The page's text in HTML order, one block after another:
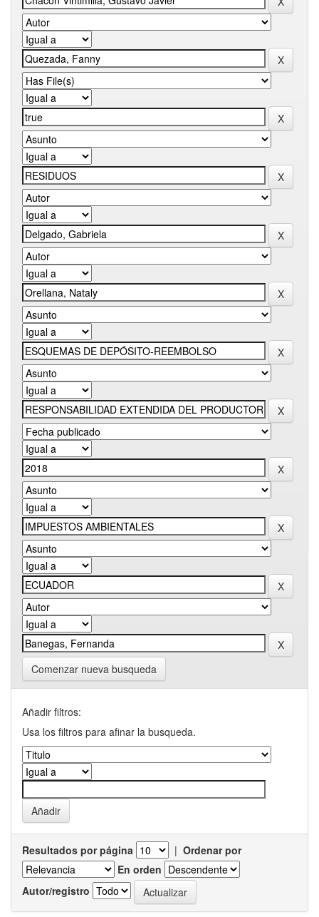
Comenzar nueva busqueda
Añadir filtros:
Usa los filtros para afinar la busqueda.
Resultados por página | Ordenar por
En orden
Autor/registro